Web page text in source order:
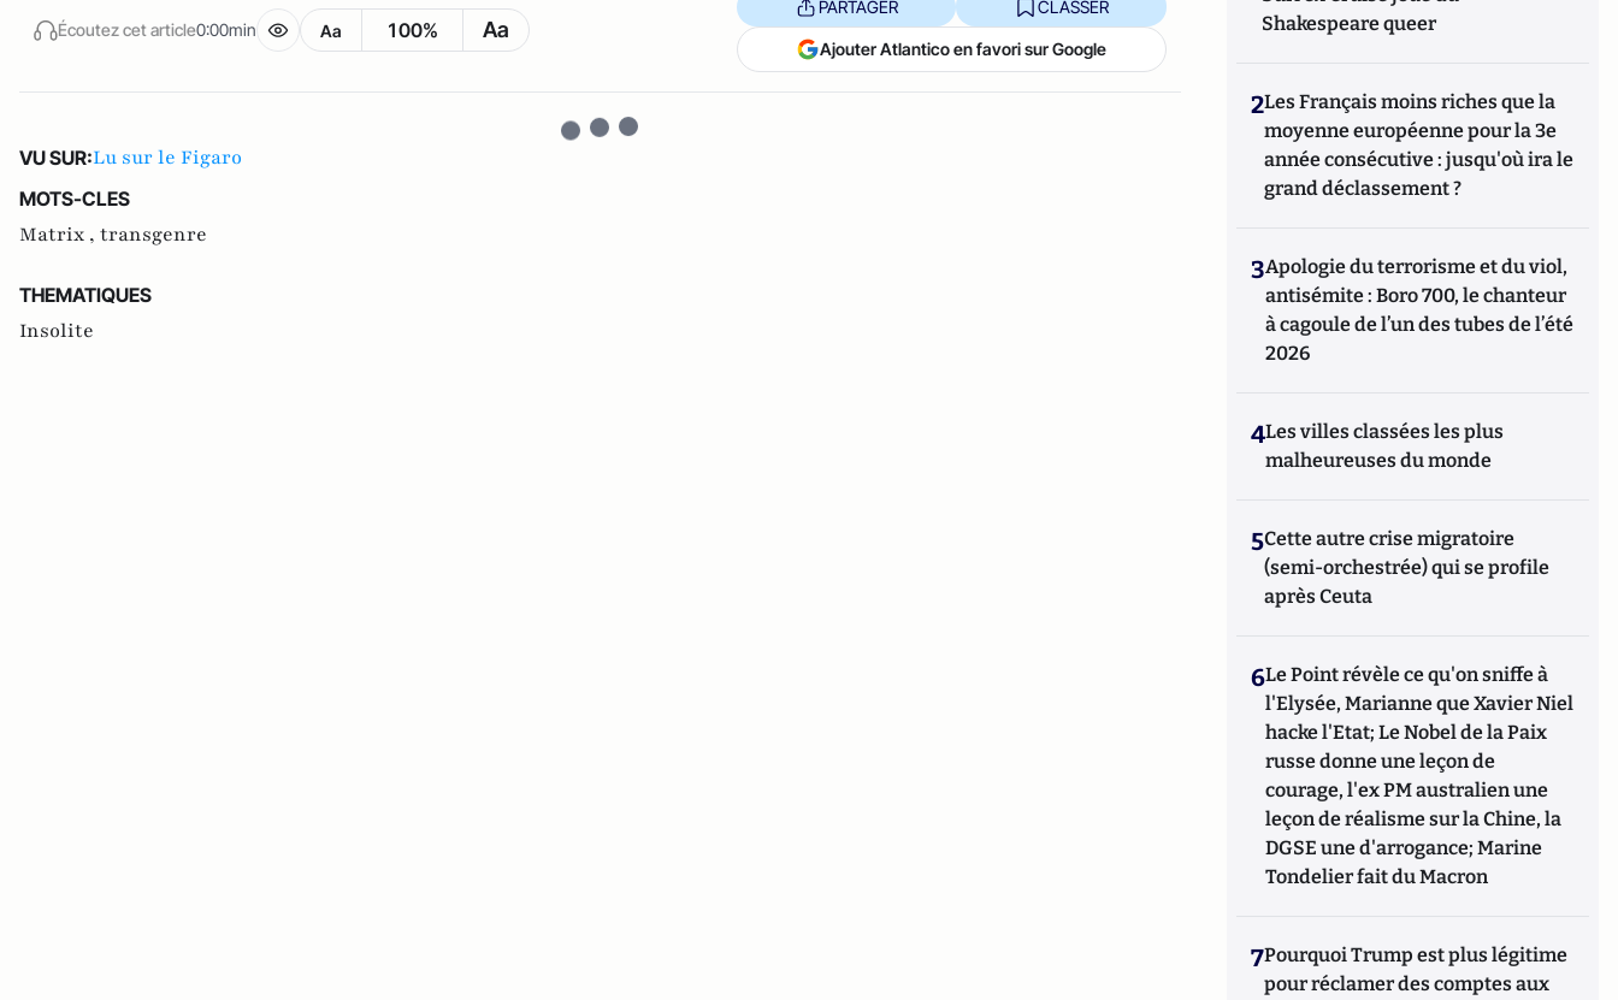
Écoutez cet article0:00min Aa 100% Aa
PARTAGER CLASSER
Ajouter Atlantico en favori sur Google
VU SUR:Lu sur le Figaro
MOTS-CLES
Matrix , transgenre
THEMATIQUES
Insolite
Shakespeare queer
2Les Français moins riches que la
moyenne européenne pour la 3e
année consécutive : jusqu'où ira le
grand déclassement ?
3Apologie du terrorisme et du viol,
antisémite : Boro 700, le chanteur
à cagoule de l’un des tubes de l’été
2026
4Les villes classées les plus
malheureuses du monde
5Cette autre crise migratoire
(semi-orchestrée) qui se profile
après Ceuta
6Le Point révèle ce qu'on sniffe à
l'Elysée, Marianne que Xavier Niel
hacke l'Etat; Le Nobel de la Paix
russe donne une leçon de
courage, l'ex PM australien une
leçon de réalisme sur la Chine, la
DGSE une d'arrogance; Marine
Tondelier fait du Macron
7Pourquoi Trump est plus légitime
pour réclamer des comptes aux